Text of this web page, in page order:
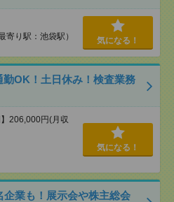
寄り駅：池袋駅） 気になる！
OK！土日休み！検査業務
206,000円(月収
気になる！
企業も！展示会や株主総会